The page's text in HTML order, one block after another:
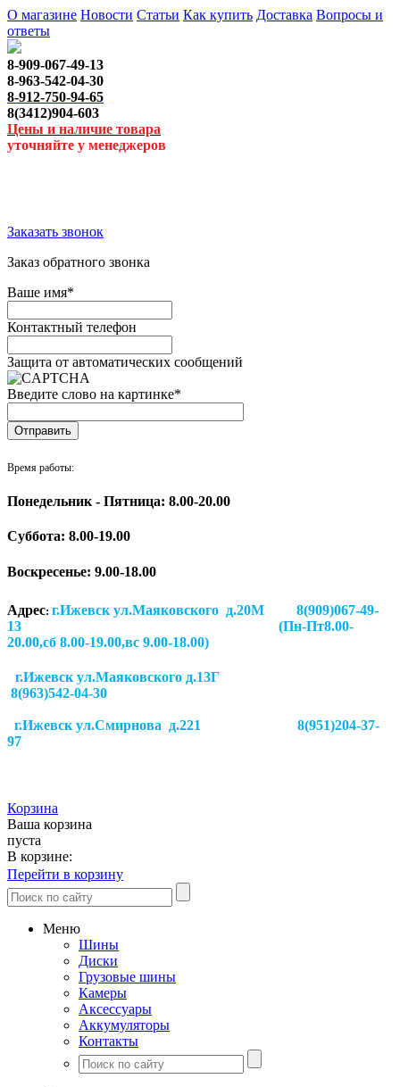
О магазине Новости Статьи Как купить Доставка Вопросы и
ответы
8-909-067-49-13
8-963-542-04-30
8-912-750-94-65
8(3412)904-603
Цены и наличие товара
уточняйте у менеджеров
Заказать звонок
Заказ обратного звонка
Ваше имя*
Контактный телефон
Защита от автоматических сообщений
Введите слово на картинке*
Время работы:
Понедельник - Пятница: 8.00-20.00
Суббота: 8.00-19.00
Воскресенье: 9.00-18.00
Адрес: г.Ижевск ул.Маяковского д.20М 8(909)067-49-
13 (Пн-Пт8.00-
20.00,сб 8.00-19.00,вс 9.00-18.00)
г.Ижевск ул.Маяковского д.13Г
8(963)542-04-30
г.Ижевск ул.Смирнова д.221
8(951)204-37-
97
Корзина
Ваша корзина
пуста
В корзине:
Перейти в корзину
Меню
Шины
Диски
Грузовые шины
Камеры
Аксессуары
Аккумуляторы
Контакты